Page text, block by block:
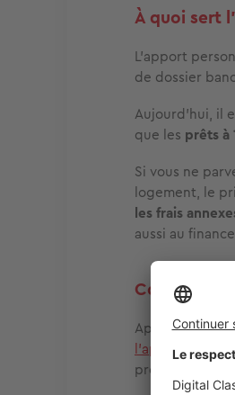
À quoi sert
L’apport
de dossier
Aujourd’hui, il
que les prêts à
Si vous ne
logement, le
les frais
aussi au
Combien
Après avoir
l'apport
prêt